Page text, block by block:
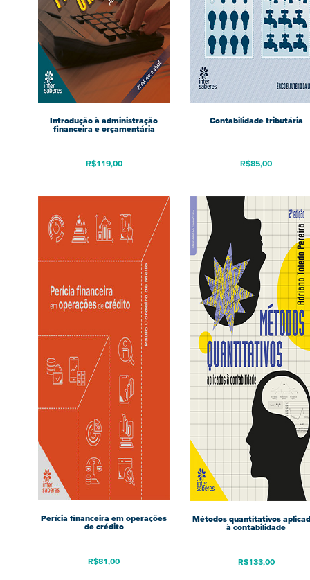
Introdução à administração
financeira e orçamentária
R$119,00
Contabilidade tributária
R$85,00
Perícia financeira em operações
de crédito
R$81,00
Métodos quantitativos
à contabilidade
R$133,00